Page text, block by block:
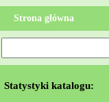
Strona główna
Statystyki katalogu: